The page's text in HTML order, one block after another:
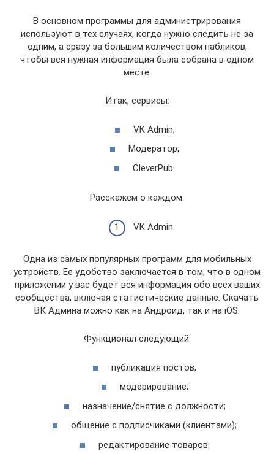
В основном программы для администрирования
используют в тех случаях, когда нужно следить не за
одним, а сразу за большим количеством пабликов,
чтобы вся нужная информация была собрана в одном
месте.
Итак, сервисы:
VK Admin;
Модератор;
CleverPub.
Расскажем о каждом:
VK Admin.
Одна из самых популярных программ для мобильных
устройств. Ее удобство заключается в том, что в одном
приложении у вас будет вся информация обо всех ваших
сообщества, включая статистические данные. Скачать
ВК Админа можно как на Андроид, так и на iOS.
Функционал следующий:
публикация постов;
модерирование;
назначение/снятие с должности;
общение с подписчиками (клиентами);
редактирование товаров;